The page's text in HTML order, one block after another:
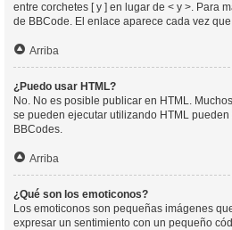
entre corchetes [ y ] en lugar de < y >. Para
de BBCode. El enlace aparece cada vez
Arriba
¿Puedo usar HTML?
No. No es posible publicar en HTML.
se pueden ejecutar utilizando HTML
BBCodes.
Arriba
¿Qué son los emoticonos?
Los emoticonos son pequeñas imágenes
expresar un sentimiento con un pequeño